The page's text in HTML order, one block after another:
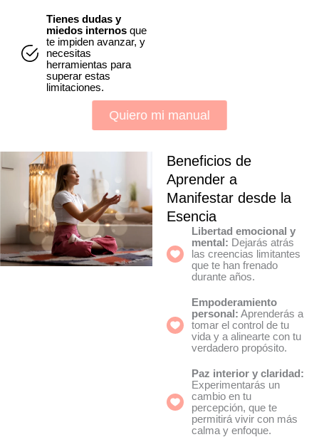
Tienes dudas y
miedos internos que
te impiden avanzar, y
necesitas
herramientas para
superar estas
limitaciones.
Quiero mi manual
Beneficios de
Aprender a
Manifestar desde la
Esencia
Libertad emocional y
mental: Dejarás atrás
las creencias limitantes
que te han frenado
durante años.
Empoderamiento
personal: Aprenderás a
tomar el control de tu
vida y a alinearte con tu
verdadero propósito.
Paz interior y claridad:
Experimentarás un
cambio en tu
percepción, que te
permitirá vivir con más
calma y enfoque.